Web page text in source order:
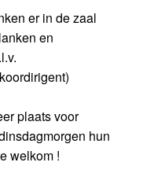
er in de zaal
en
plaats voor
hun
welkom !